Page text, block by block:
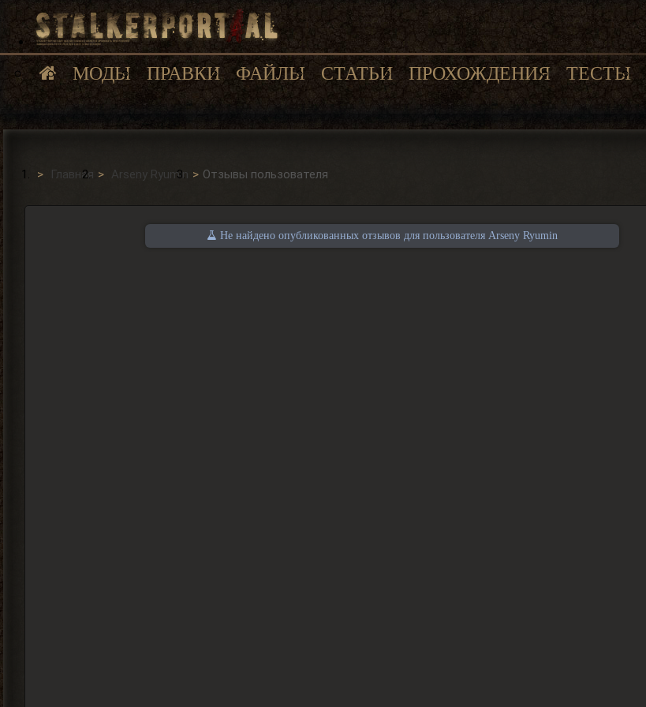
МОДЫ ПРАВКИ ФАЙЛЫ СТАТЬИ ПРОХОЖДЕНИЯ ТЕСТЫ
Главная Arseny Ryumin Отзывы пользователя
Не найдено опубликованных отзывов для пользователя Arseny Ryumin